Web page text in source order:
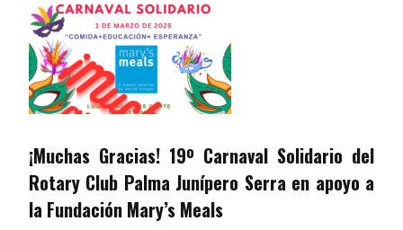
¡Muchas Gracias! 19º Carnaval Solidario del
Rotary Club Palma Junípero Serra en apoyo a
la Fundación Mary’s Meals